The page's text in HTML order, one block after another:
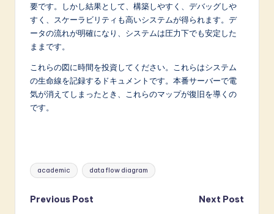
要です。しかし結果として、構築しやすく、デバッグしや
すく、スケーラビリティも高いシステムが得られます。デ
ータの流れが明確になり、システムは圧力下でも安定した
ままです。
これらの図に時間を投資してください。これらはシステム
の生命線を記録するドキュメントです。本番サーバーで電
気が消えてしまったとき、これらのマップが復旧を導くの
です。
Tags:
academic data flow diagram
Post
Previous Post
Next Post